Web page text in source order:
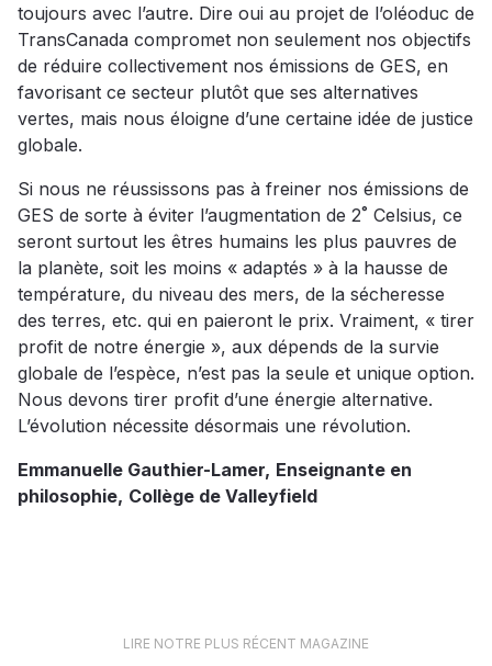
toujours avec l’autre. Dire oui au projet de l’oléoduc de
TransCanada compromet non seulement nos objectifs
de réduire collectivement nos émissions de GES, en
favorisant ce secteur plutôt que ses alternatives
vertes, mais nous éloigne d’une certaine idée de justice
globale.
Si nous ne réussissons pas à freiner nos émissions de
GES de sorte à éviter l’augmentation de 2˚ Celsius, ce
seront surtout les êtres humains les plus pauvres de
la planète, soit les moins « adaptés » à la hausse de
température, du niveau des mers, de la sécheresse
des terres, etc. qui en paieront le prix. Vraiment, « tirer
profit de notre énergie », aux dépends de la survie
globale de l’espèce, n’est pas la seule et unique option.
Nous devons tirer profit d’une énergie alternative.
L’évolution nécessite désormais une révolution.
Emmanuelle Gauthier-Lamer, Enseignante en
philosophie, Collège de Valleyfield
LIRE NOTRE PLUS RÉCENT MAGAZINE